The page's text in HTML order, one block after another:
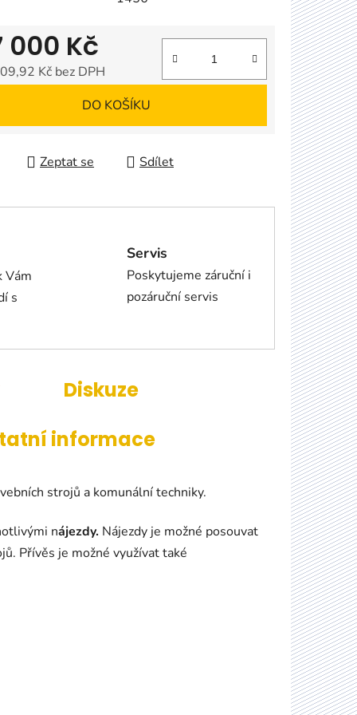
000 Kč
Kč bez DPH
DO KOŠÍKU
Zeptat se Sdílet
Vám
s
Servis
Poskytujeme záruční i
pozáruční servis
Diskuze
informace
strojů a komunální techniky.
nájezdy. Nájezdy je možné posouvat
Přívěs je možné využívat také